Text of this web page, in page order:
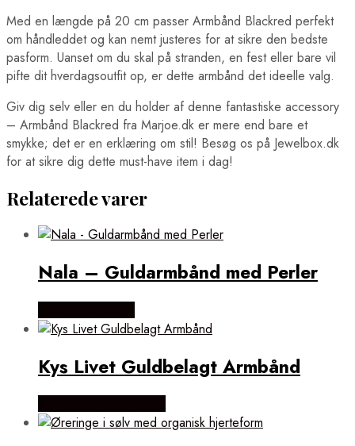
Med en længde på 20 cm passer Armbånd Blackred perfekt
om håndleddet og kan nemt justeres for at sikre den bedste
pasform. Uanset om du skal på stranden, en fest eller bare vil
pifte dit hverdagsoutfit op, er dette armbånd det ideelle valg.
Giv dig selv eller en du holder af denne fantastiske accessory
– Armbånd Blackred fra Marjoe.dk er mere end bare et
smykke; det er en erklæring om stil! Besøg os på Jewelbox.dk
for at sikre dig dette must-have item i dag!
Relaterede varer
Nala – Guldarmbånd med Perler
Kys Livet Guldbelagt Armbånd